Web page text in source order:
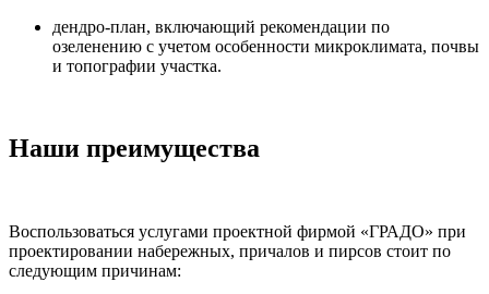
дендро-план, включающий рекомендации по
озеленению с учетом особенности микроклимата, почвы
и топографии участка.
Наши преимущества
Воспользоваться услугами проектной фирмой «ГРАДО» при
проектировании набережных, причалов и пирсов стоит по
следующим причинам: